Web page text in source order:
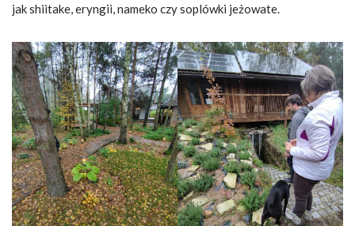
jak shiitake, eryngii, nameko czy soplówki jeżowate.